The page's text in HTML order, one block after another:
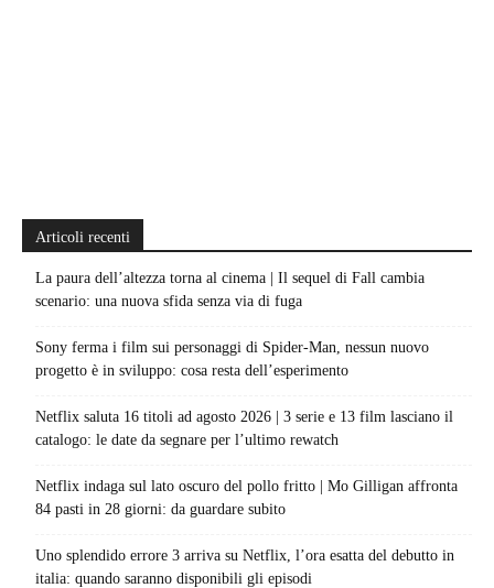
Articoli recenti
La paura dell’altezza torna al cinema | Il sequel di Fall cambia
scenario: una nuova sfida senza via di fuga
Sony ferma i film sui personaggi di Spider-Man, nessun nuovo
progetto è in sviluppo: cosa resta dell’esperimento
Netflix saluta 16 titoli ad agosto 2026 | 3 serie e 13 film lasciano il
catalogo: le date da segnare per l’ultimo rewatch
Netflix indaga sul lato oscuro del pollo fritto | Mo Gilligan affronta
84 pasti in 28 giorni: da guardare subito
Uno splendido errore 3 arriva su Netflix, l’ora esatta del debutto in
italia: quando saranno disponibili gli episodi